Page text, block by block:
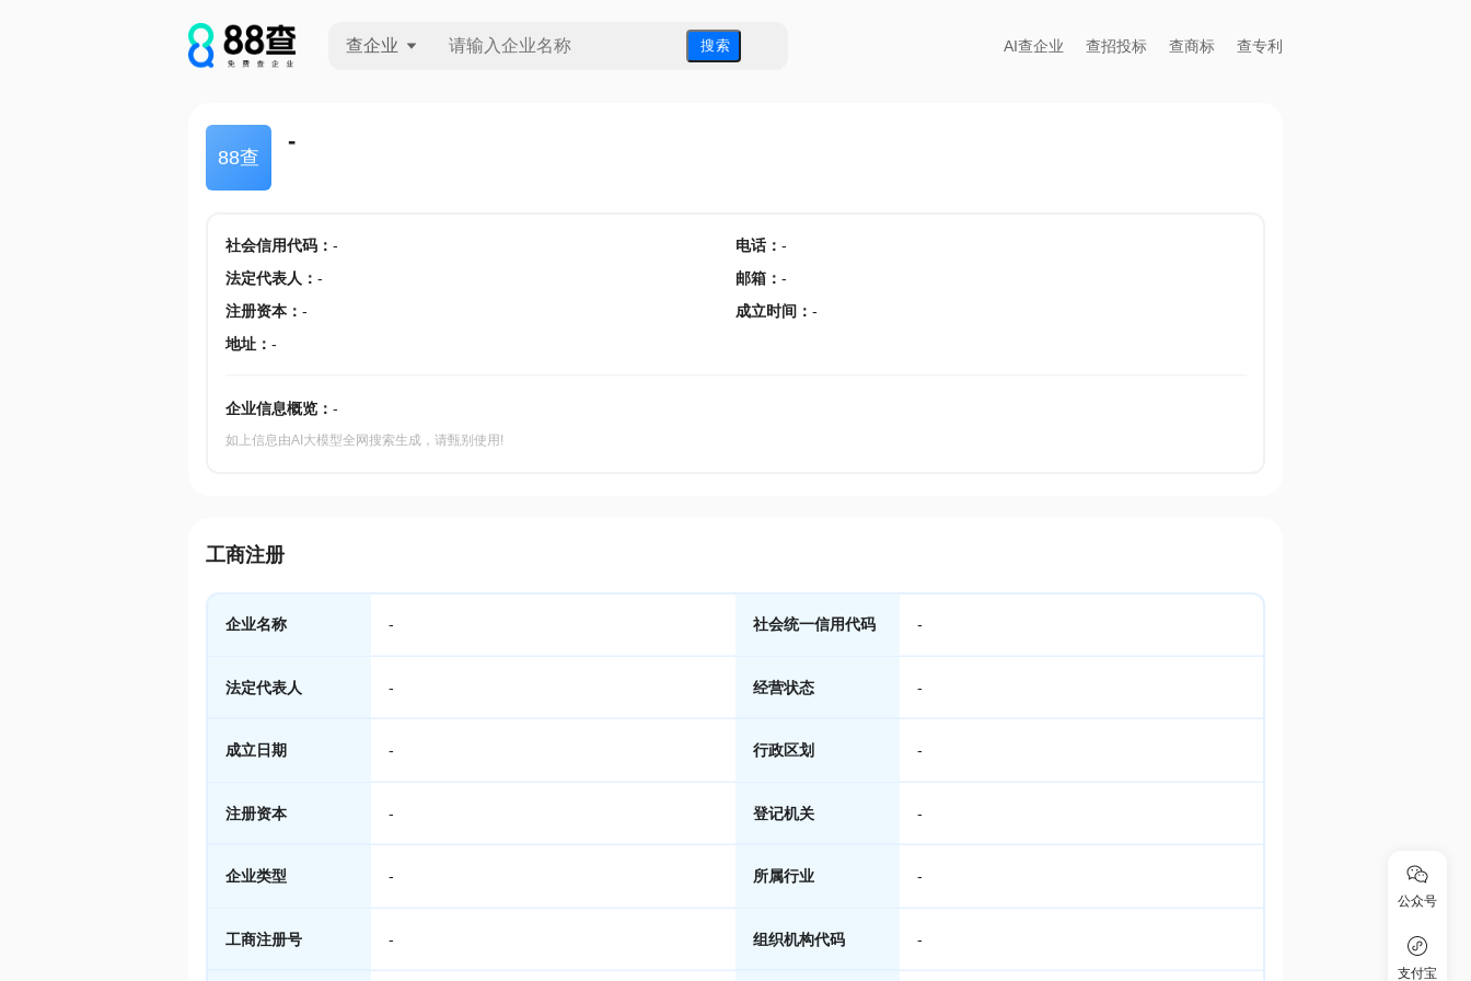
查企业 搜 索 AI查企业 查招投标 查商标 查专利
88查
-
社会信用代码： - 电话： -
法定代表人 ： - 邮箱 ： -
注册资本： - 成立时间 ： -
地址： -
企业信息概览： -
如上信息由AI大模型全网搜索生成，请甄别使用!
工商注册
企业名称 - 社会统一信用代码 -
法定代表人 - 经营状态 -
成立日期 - 行政区划 -
注册资本 - 登记机关 -
企业类型 - 所属行业 -
工商注册号 - 组织机构代码 -
公众号
支付宝